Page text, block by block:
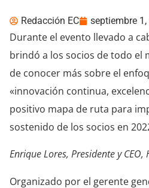
Redacción EC septiembre
Durante el evento llevado a
brindó a los socios de todo el
de conocer más sobre el
«innovación continua,
positivo mapa de ruta para
sostenido de los socios en
Enrique Lores, Presidente y CEO,
Organizado por el gerente